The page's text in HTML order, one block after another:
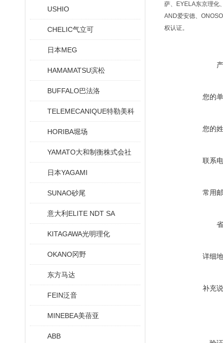
USHIO
CHELIC气立可
日本MEG
HAMAMATSU滨松
BUFFALO巴法洛
TELEMECANIQUE特勒美科
HORIBA堀场
YAMATO大和制衡株式会社
日本YAGAMI
SUNAO砂尾
意大利ELITE NDT SA
KITAGAWA光明理化
OKANO冈野
东方马达
FEIN泛音
MINEBEA美蓓亚
ABB
萨、EYELA东京理化
AND爱安德、
权认证。
您的
您的
联系
常用
详细
补充